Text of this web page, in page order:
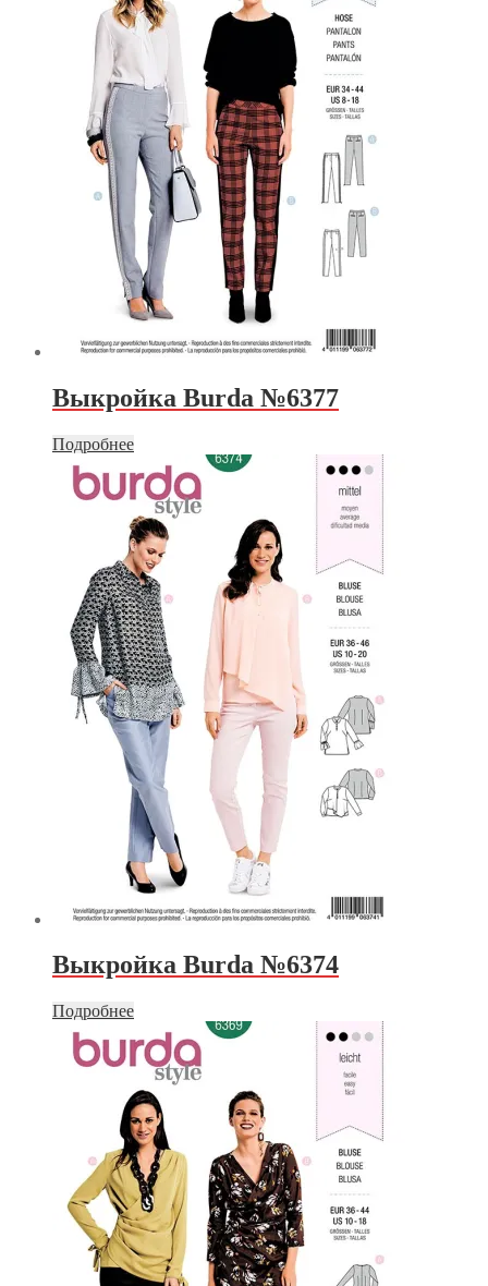
Выкройка Burda №6377
Подробнее
Выкройка Burda №6374
Подробнее